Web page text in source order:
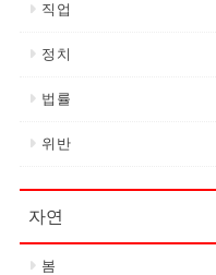
직업
정치
법률
위반
자연
봄